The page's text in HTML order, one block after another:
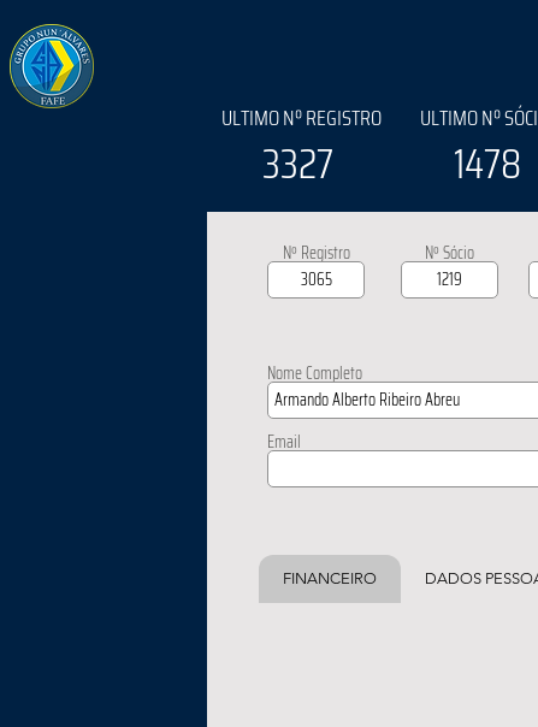
ULTIMO Nº REGISTRO
3327
ULTIMO Nº
1478
Nº Registro Nº Sócio
Nome Completo
Email
FINANCEIRO DADOS